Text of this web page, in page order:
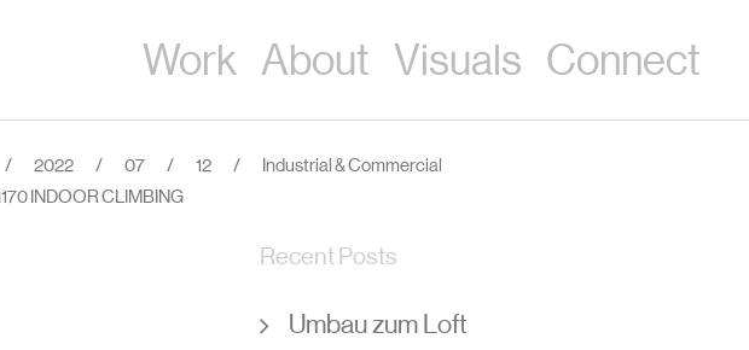
Work About Visuals Connect
/ 2022 / 07 / 12 /
Industrial & Commercial
INDOOR CLIMBING
Recent Posts
Umbau zum Loft